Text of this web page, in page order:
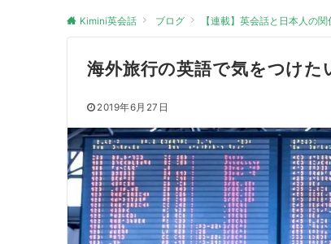
Kimini英会話 ブログ 【連載】英会話と日本人の
海外旅行の英語で気をつけた
2019年6月27日